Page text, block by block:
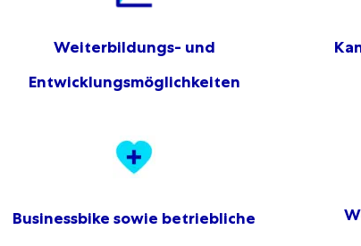
Weiterbildungs- und
Entwicklungsmöglichkeiten
Businessbike sowie betriebliche